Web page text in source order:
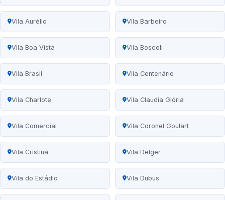
Vila Aurélio Vila Barbeiro
Vila Boa Vista Vila Boscoli
Vila Brasil Vila Centenário
Vila Charlote Vila Claudia Glória
Vila Comercial Vila Coronel Goulart
Vila Cristina Vila Delger
Vila do Estádio Vila Dubus